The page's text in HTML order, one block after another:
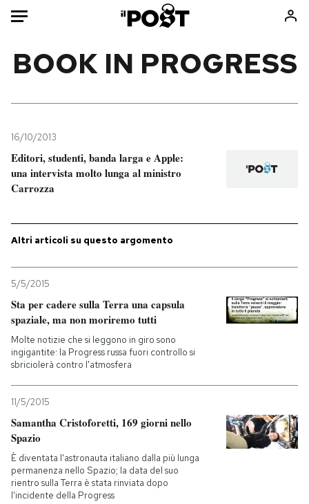
Mondo
Politica
Tecnologia
Internet
Cultura
Consumismi
Storie/Idee
PODCAST
NEWSLETTER
I MIEI PREFERITI
SHOP
BOOK IN PROGRESS
16/10/2013
Editori, studenti, banda larga e Apple:
una intervista molto lunga al ministro
Carrozza
Altri articoli su questo argomento
5/5/2015
Sta per cadere sulla Terra una capsula
spaziale, ma non moriremo tutti
Molte notizie che si leggono in giro sono
ingigantite: la Progress russa fuori controllo si
sbriciolerà contro l'atmosfera
11/5/2015
Samantha Cristoforetti, 169 giorni nello
Spazio
È diventata l'astronauta italiano dalla più lunga
permanenza nello Spazio; la data del suo
rientro sulla Terra è stata rinviata dopo
l'incidente della Progress